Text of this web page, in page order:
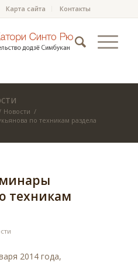
Карта сайта Контакты
Новости /
по техникам раздела
техникам
2014 года,